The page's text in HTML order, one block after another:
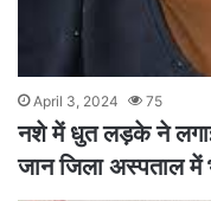
April 3, 2024 75
नशे में धुत लड़के ने
जान जिला अस्पताल में